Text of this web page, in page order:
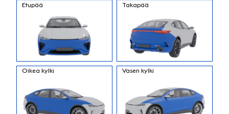
Etupää Takapää
Oikea kylki Vasen kylki